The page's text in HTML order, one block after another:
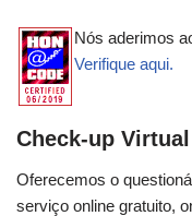
Nós aderimos
Verifique aqui.
Check-up Virtual
Oferecemos o
serviço online gratuito,